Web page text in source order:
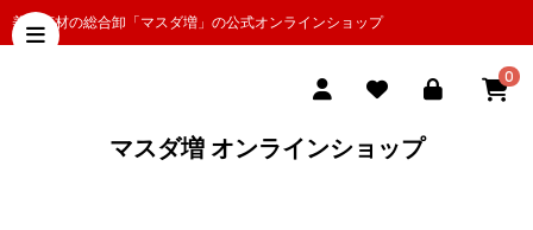
美容商材の総合卸「マスダ増」の公式オンラインショップ
0
マスダ増 オンラインショップ